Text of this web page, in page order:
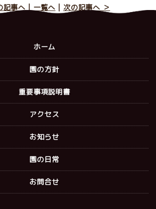
記事へ|一覧へ 次の記事へ ＞
ホーム
園の方針
重要事項説明書
アクセス
お知らせ
園の日常
お問合せ